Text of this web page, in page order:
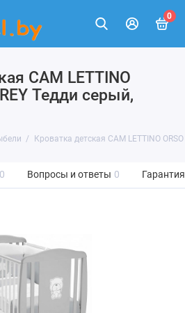
0
CAM LETTINO
Тедди серый,
Кроватка детская CAM LETTINO
0 Вопросы и ответы 0 Гарантия